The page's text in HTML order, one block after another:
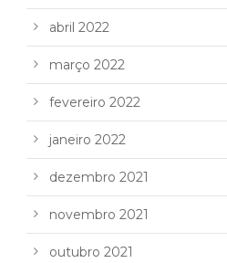
abril 2022
março 2022
fevereiro 2022
janeiro 2022
dezembro 2021
novembro 2021
outubro 2021